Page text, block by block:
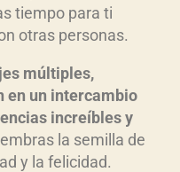
tiempo para ti
otras personas.
múltiples,
en un intercambio
increíbles y
la semilla de
y la felicidad.